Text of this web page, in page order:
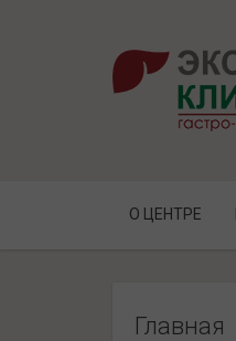
О ЦЕНТРЕ
Главная